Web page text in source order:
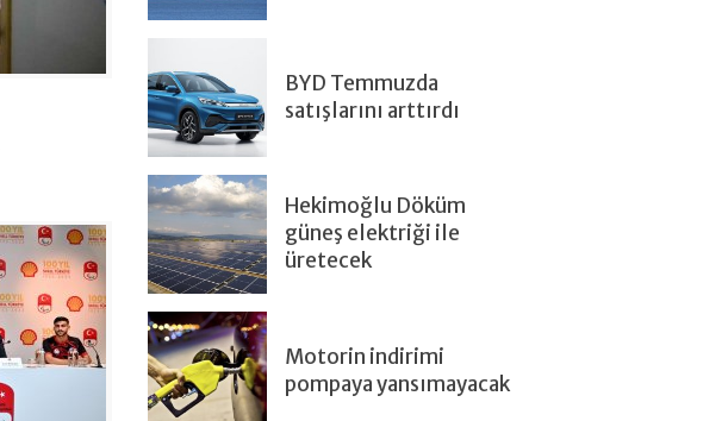
BYD Temmuzda
satışlarını arttırdı
Hekimoğlu Döküm
güneş elektriği ile
üretecek
Motorin indirimi
pompaya yansımayacak